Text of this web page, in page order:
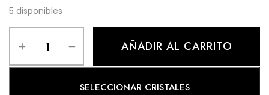
5 disponibles
AÑADIR AL CARRITO
SELECCIONAR CRISTALES